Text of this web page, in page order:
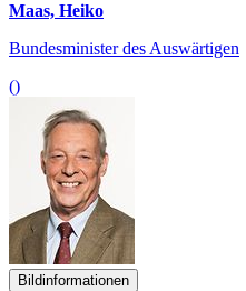
Maas, Heiko
Bundesminister des Auswärtigen
()
Bildinformationen